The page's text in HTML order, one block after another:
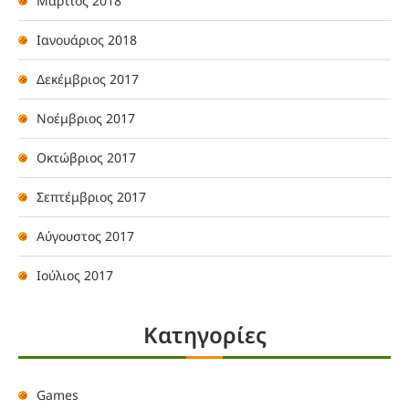
Ιανουάριος 2018
Δεκέμβριος 2017
Νοέμβριος 2017
Οκτώβριος 2017
Σεπτέμβριος 2017
Αύγουστος 2017
Ιούλιος 2017
Kατηγορίες
Games